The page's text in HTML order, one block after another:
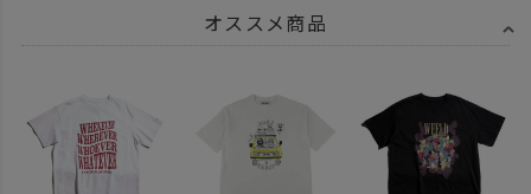
オススメ商品